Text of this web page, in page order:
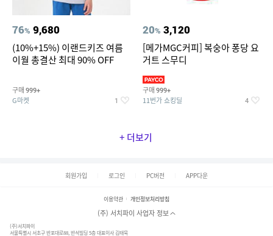
76% 9,680
(10%+15%) 이랜드키즈 여름
이월 총결산 최대 90% OFF
구매 999+
G마켓 1
20% 3,120
[메가MGC커피] 복숭아 퐁당 요
거트 스무디
구매 999+
11번가 쇼킹딜 4
+ 더보기
회원가입 로그인 PC버전 APP다운
이용약관 개인정보처리방침
(주) 서치파이 사업자 정보
(주)서치파이
서울특별시 서초구 반포대로88, 반석빌딩 5층 대표이사 김태묵